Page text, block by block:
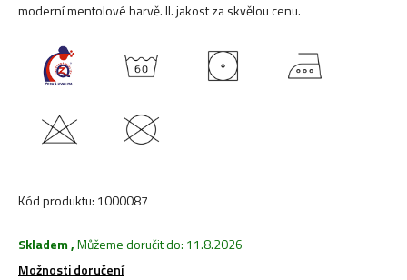
moderní mentolové barvě. II. jakost za skvělou cenu.
Kód produktu: 1000087
Skladem,Můžeme doručit do: 11.8.2026
Možnosti doručení